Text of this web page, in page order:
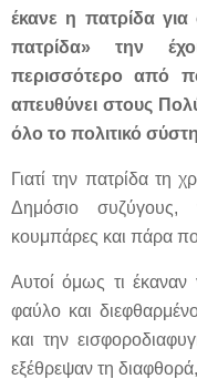
έκανε η πατρίδα για
πατρίδα» την
περισσότερο από
απευθύνει στους
όλο το πολιτικό
Γιατί την πατρίδα τη
Δημόσιο συζύγους,
κουμπάρες και πάρα
Αυτοί όμως τι έκαναν
φαύλο και
και την
εξέθρεψαν τη